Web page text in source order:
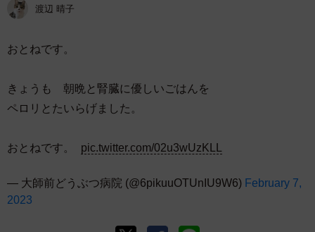
渡辺 晴子
おとねです。
きょうも 朝晩と腎臓に優しいごはんを
ペロリとたいらげました。
おとねです。 pic.twitter.com/02u3wUzKLL
— 大師前どうぶつ病院 (@6pikuuOTUnIU9W6) February 7,
2023